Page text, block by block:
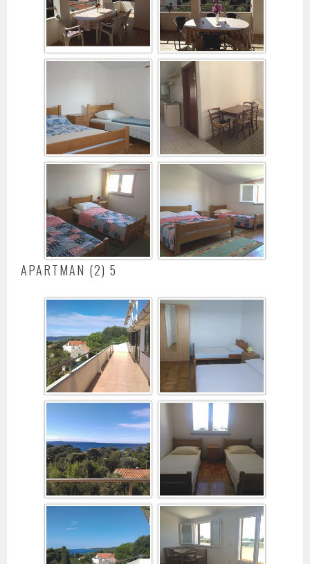
APARTMAN (2) 5